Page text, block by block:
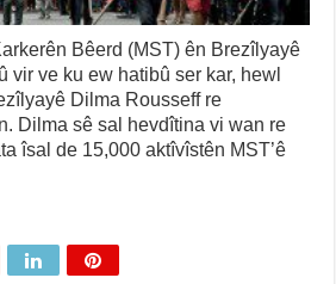
Bêerd (MST) ên Brezîlyayê
vir ve ku ew hatibû ser kar, hewl
Dilma Rousseff re
Dilma sê sal hevdîtina vi wan re
îsal de 15,000 aktîvîstên MST’ê